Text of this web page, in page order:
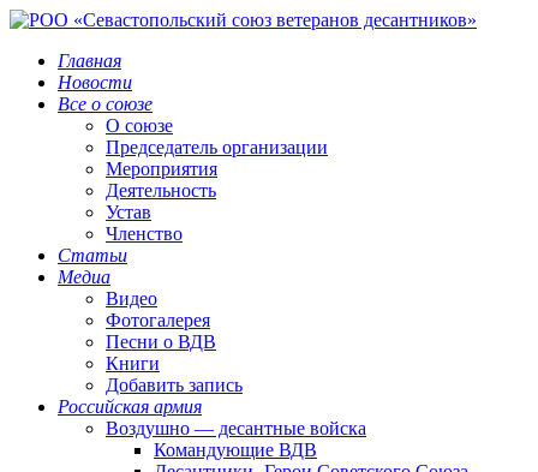
Главная
Новости
Все о союзе
О союзе
Председатель организации
Мероприятия
Деятельность
Устав
Членство
Статьи
Медиа
Видео
Фотогалерея
Песни о ВДВ
Книги
Добавить запись
Российская армия
Воздушно — десантные войска
Командующие ВДВ